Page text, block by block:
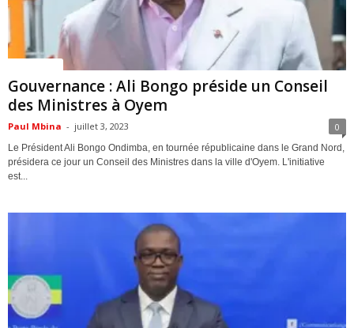
Gouvernance : Ali Bongo préside un Conseil
des Ministres à Oyem
Paul Mbina - juillet 3, 2023 0
Le Président Ali Bongo Ondimba, en tournée républicaine dans le Grand Nord,
présidera ce jour un Conseil des Ministres dans la ville d'Oyem. L'initiative
est...